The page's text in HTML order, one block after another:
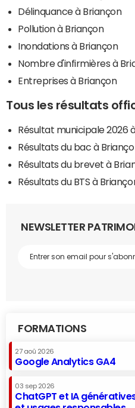
Délinquance à Briançon
Pollution à Briançon
Inondations à Briançon
Nombre d'infirmières à
Entreprises à Briançon
Tous les résultats
Résultat municipale 2026
Résultats du bac à
Résultats du brevet à
Résultats du BTS à
NEWSLETTER
FORMATIONS
27 aoû 2026
Google Analytics GA4
03 sep 2026
ChatGPT et IA